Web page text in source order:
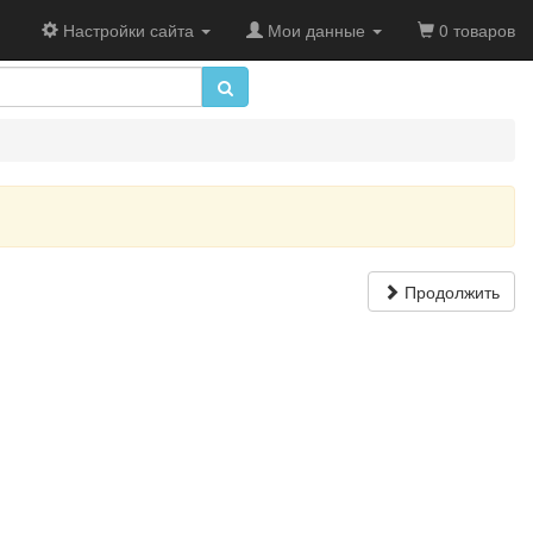
Настройки сайта Мои данные 0 товаров
Продолжить